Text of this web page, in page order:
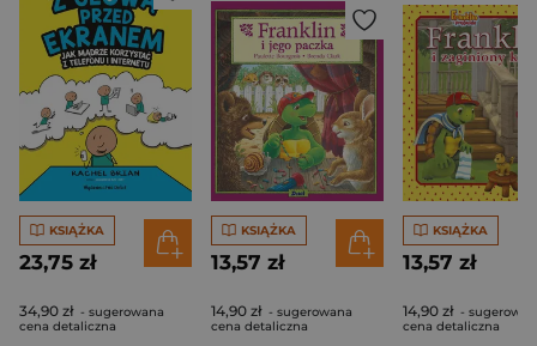
KSIĄŻKA
23,75 zł
34,90 zł - sugerowana
cena detaliczna
KSIĄŻKA
13,57 zł
14,90 zł - sugerowana
cena detaliczna
KSIĄŻKA
13,57 zł
14,90 zł -
cena detaliczna